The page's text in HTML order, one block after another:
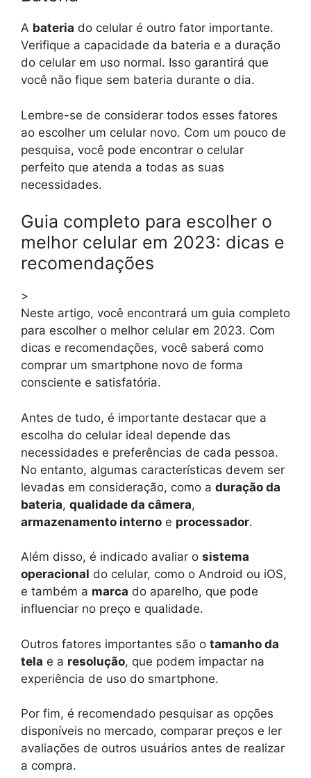
A bateria do celular é outro fator importante.
Verifique a capacidade da bateria e a duração
do celular em uso normal. Isso garantirá que
você não fique sem bateria durante o dia.
Lembre-se de considerar todos esses fatores
ao escolher um celular novo. Com um pouco de
pesquisa, você pode encontrar o celular
perfeito que atenda a todas as suas
necessidades.
Guia completo para escolher o
melhor celular em 2023: dicas e
recomendações
>
Neste artigo, você encontrará um guia completo
para escolher o melhor celular em 2023. Com
dicas e recomendações, você saberá como
comprar um smartphone novo de forma
consciente e satisfatória.
Antes de tudo, é importante destacar que a
escolha do celular ideal depende das
necessidades e preferências de cada pessoa.
No entanto, algumas características devem ser
levadas em consideração, como a duração da
bateria, qualidade da câmera,
armazenamento interno e processador.
Além disso, é indicado avaliar o sistema
operacional do celular, como o Android ou iOS,
e também a marca do aparelho, que pode
influenciar no preço e qualidade.
Outros fatores importantes são o tamanho da
tela e a resolução, que podem impactar na
experiência de uso do smartphone.
Por fim, é recomendado pesquisar as opções
disponíveis no mercado, comparar preços e ler
avaliações de outros usuários antes de realizar
a compra.